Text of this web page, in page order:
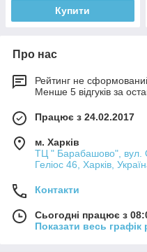
Купити
Про нас
Рейтинг не
Менше 5 відгуків за
Працює з 24.02.2017
м. Харків
ТЦ " Барабашово", вул.
Геліос 46, Харків,
Контакти
Сьогодні працює з
Показати весь графік